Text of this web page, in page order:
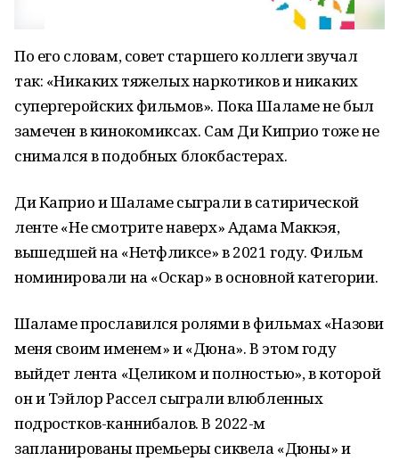
По его словам, совет старшего коллеги звучал
так: «Никаких тяжелых наркотиков и никаких
супергеройских фильмов». Пока Шаламе не был
замечен в кинокомиксах. Сам Ди Киприо тоже не
снимался в подобных блокбастерах.
Ди Каприо и Шаламе сыграли в сатирической
ленте «Не смотрите наверх» Адама Маккэя,
вышедшей на «Нетфликсе» в 2021 году. Фильм
номинировали на «Оскар» в основной категории.
Шаламе прославился ролями в фильмах «Назови
меня своим именем» и «Дюна». В этом году
выйдет лента «Целиком и полностью», в которой
он и Тэйлор Рассел сыграли влюбленных
подростков-каннибалов. В 2022-м
запланированы премьеры сиквела «Дюны» и